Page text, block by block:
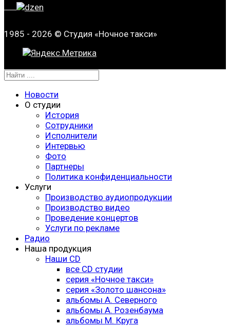
1985 - 2026 © Студия «Ночное такси»
Новости
О студии
История
Сотрудники
Исполнители
Интервью
Фото
Партнеры
Политика конфиденциальности
Услуги
Производство аудиопродукции
Производство видео
Проведение концертов
Услуги по рекламе
Радио
Наша продукция
Наши CD
все CD студии
серия «Ночное такси»
серия «Золото шансона»
альбомы А. Северного
альбомы А. Розенбаума
альбомы М. Круга